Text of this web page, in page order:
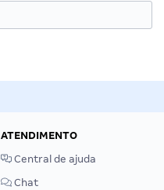
ATENDIMENTO
Central de ajuda
Chat